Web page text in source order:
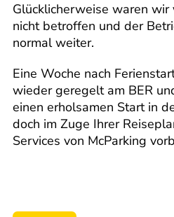
Glücklicherweise waren wir
nicht betroffen und der
normal weiter.
Eine Woche nach
wieder geregelt am BER
einen erholsamen Start in
doch im Zuge Ihrer
Services von McParking